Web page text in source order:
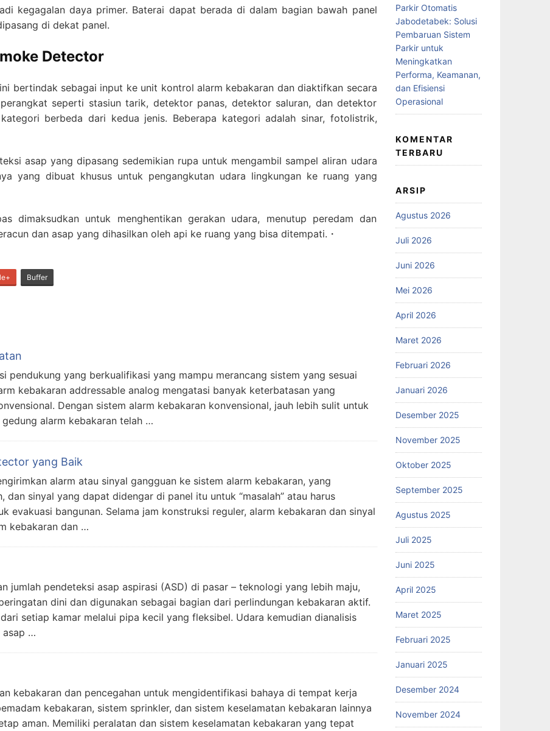
kegagalan daya primer. Baterai dapat berada di dalam bagian bawah panel
di dekat panel.
Detector
bertindak sebagai input ke unit kontrol alarm kebakaran dan diaktifkan secara
seperti stasiun tarik, detektor panas, detektor saluran, dan detektor
berbeda dari kedua jenis. Beberapa kategori adalah sinar, fotolistrik,
asap yang dipasang sedemikian rupa untuk mengambil sampel aliran udara
yang dibuat khusus untuk pengangkutan udara lingkungan ke ruang yang
dimaksudkan untuk menghentikan gerakan udara, menutup peredam dan
dan asap yang dihasilkan oleh api ke ruang yang bisa ditempati.・
Buffer
pendukung yang berkualifikasi yang mampu merancang sistem yang sesuai
kebakaran addressable analog mengatasi banyak keterbatasan yang
Dengan sistem alarm kebakaran konvensional, jauh lebih sulit untuk
alarm kebakaran telah …
yang Baik
alarm atau sinyal gangguan ke sistem alarm kebakaran, yang
dan sinyal yang dapat didengar di panel itu untuk “masalah” atau harus
evakuasi bangunan. Selama jam konstruksi reguler, alarm kebakaran dan sinyal
kebakaran dan …
jumlah pendeteksi asap aspirasi (ASD) di pasar – teknologi yang lebih maju,
dini dan digunakan sebagai bagian dari perlindungan kebakaran aktif.
setiap kamar melalui pipa kecil yang fleksibel. Udara kemudian dianalisis
asap …
kebakaran dan pencegahan untuk mengidentifikasi bahaya di tempat kerja
kebakaran, sistem sprinkler, dan sistem keselamatan kebakaran lainnya
aman. Memiliki peralatan dan sistem keselamatan kebakaran yang tepat
Parkir Otomatis
Jabodetabek: Solusi
Pembaruan Sistem
Parkir untuk
Meningkatkan
Performa, Keamanan,
dan Efisiensi
Operasional
KOMENTAR
TERBARU
ARSIP
Agustus 2026
Juli 2026
Juni 2026
Mei 2026
April 2026
Maret 2026
Februari 2026
Januari 2026
Desember 2025
November 2025
Oktober 2025
September 2025
Agustus 2025
Juli 2025
Juni 2025
April 2025
Maret 2025
Februari 2025
Januari 2025
Desember 2024
November 2024